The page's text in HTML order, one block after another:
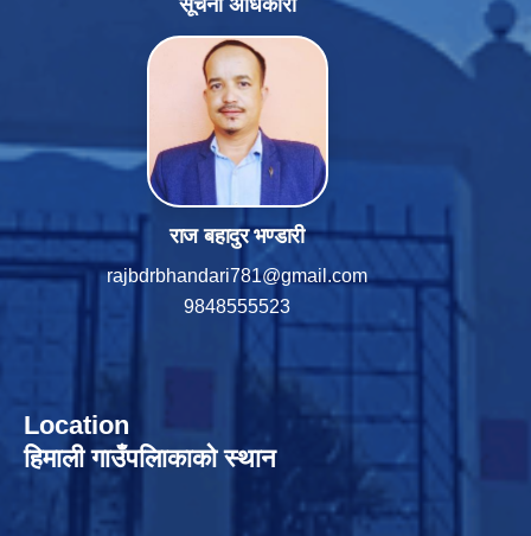
सूचना अधिकारी
राज बहादुर भण्डारी
rajbdrbhandari781@gmail.com
9848555523
Location
हिमाली गाउँपलािकाको स्थान